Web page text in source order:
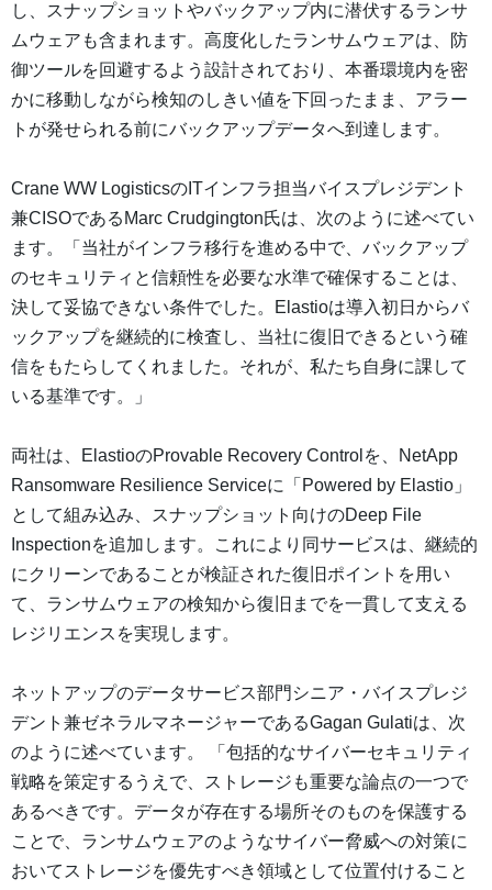
し、スナップショットやバックアップ内に潜伏するランサ
ムウェアも含まれます。高度化したランサムウェアは、防
御ツールを回避するよう設計されており、本番環境内を密
かに移動しながら検知のしきい値を下回ったまま、アラー
トが発せられる前にバックアップデータへ到達します。
Crane WW LogisticsのITインフラ担当バイスプレジデント
兼CISOであるMarc Crudgington氏は、次のように述べてい
ます。「当社がインフラ移行を進める中で、バックアップ
のセキュリティと信頼性を必要な水準で確保することは、
決して妥協できない条件でした。Elastioは導入初日からバ
ックアップを継続的に検査し、当社に復旧できるという確
信をもたらしてくれました。それが、私たち自身に課して
いる基準です。」
両社は、ElastioのProvable Recovery Controlを、NetApp
Ransomware Resilience Serviceに「Powered by Elastio」
として組み込み、スナップショット向けのDeep File
Inspectionを追加します。これにより同サービスは、継続的
にクリーンであることが検証された復旧ポイントを用い
て、ランサムウェアの検知から復旧までを一貫して支える
レジリエンスを実現します。
ネットアップのデータサービス部門シニア・バイスプレジ
デント兼ゼネラルマネージャーであるGagan Gulatiは、次
のように述べています。 「包括的なサイバーセキュリティ
戦略を策定するうえで、ストレージも重要な論点の一つで
あるべきです。データが存在する場所そのものを保護する
ことで、ランサムウェアのようなサイバー脅威への対策に
おいてストレージを優先すべき領域として位置付けること